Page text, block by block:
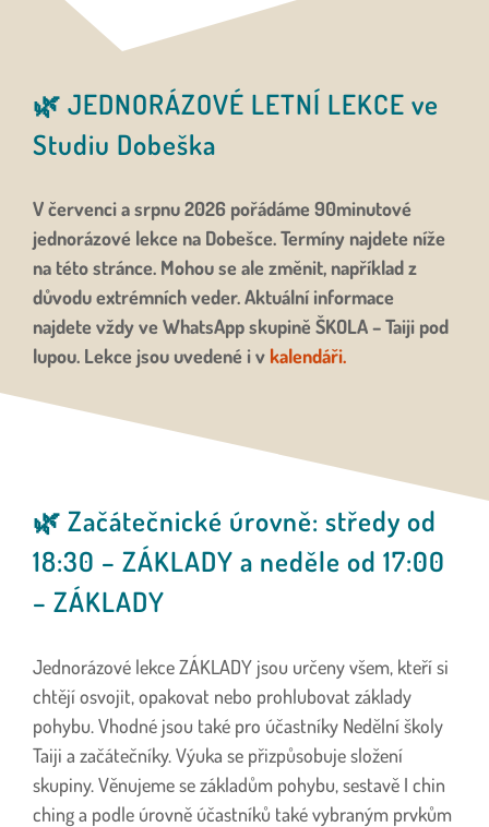
🌿 JEDNORÁZOVÉ LETNÍ LEKCE ve
Studiu Dobeška
V červenci a srpnu 2026 pořádáme 90minutové
jednorázové lekce na Dobešce. Termíny najdete níže
na této stránce. Mohou se ale změnit, například z
důvodu extrémních veder. Aktuální informace
najdete vždy ve WhatsApp skupině ŠKOLA – Taiji pod
lupou. Lekce jsou uvedené i v kalendáři.
🌿 Začátečnické úrovně: středy od
18:30 – ZÁKLADY a neděle od 17:00
– ZÁKLADY
Jednorázové lekce ZÁKLADY jsou určeny všem, kteří si
chtějí osvojit, opakovat nebo prohlubovat základy
pohybu. Vhodné jsou také pro účastníky Nedělní školy
Taiji a začátečníky. Výuka se přizpůsobuje složení
skupiny. Věnujeme se základům pohybu, sestavě I chin
ching a podle úrovně účastníků také vybraným prvkům